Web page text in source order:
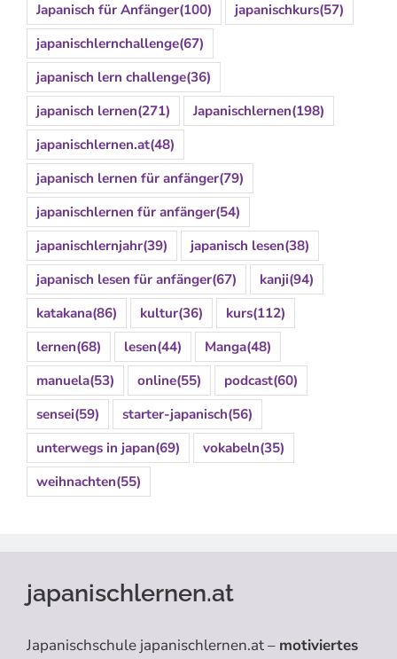
Japanisch für Anfänger(100) japanischkurs(57)
japanischlernchallenge(67)
japanisch lern challenge(36)
japanisch lernen(271) Japanischlernen(198)
japanischlernen.at(48)
japanisch lernen für anfänger(79)
japanischlernen für anfänger(54)
japanischlernjahr(39) japanisch lesen(38)
japanisch lesen für anfänger(67) kanji(94)
katakana(86) kultur(36) kurs(112)
lernen(68) lesen(44) Manga(48)
manuela(53) online(55) podcast(60)
sensei(59) starter-japanisch(56)
unterwegs in japan(69) vokabeln(35)
weihnachten(55)
japanischlernen.at
Japanischschule japanischlernen.at – motiviertes